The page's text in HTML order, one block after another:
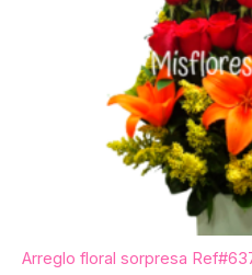
Arreglo floral sorpresa